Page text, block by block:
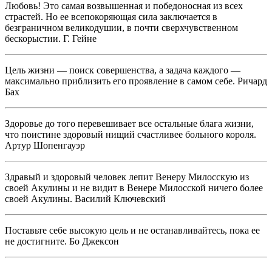
Любовь! Это самая возвышенная и победоносная из всех
страстей. Но ее всепокоряющая сила заключается в
безграничном великодушии, в почти сверхчувственном
бескорыстии. Г. Гейне
Цель жизни — поиск совершенства, а задача каждого —
максимально приблизить его проявление в самом себе. Ричард
Бах
Здоровье до того перевешивает все остальные блага жизни,
что поистине здоровый нищий счастливее больного короля.
Артур Шопенгауэр
Здравый и здоровый человек лепит Венеру Милосскую из
своей Акулины и не видит в Венере Милосской ничего более
своей Акулины. Василий Ключевский
Поставьте себе высокую цель и не останавливайтесь, пока ее
не достигните. Бо Джексон